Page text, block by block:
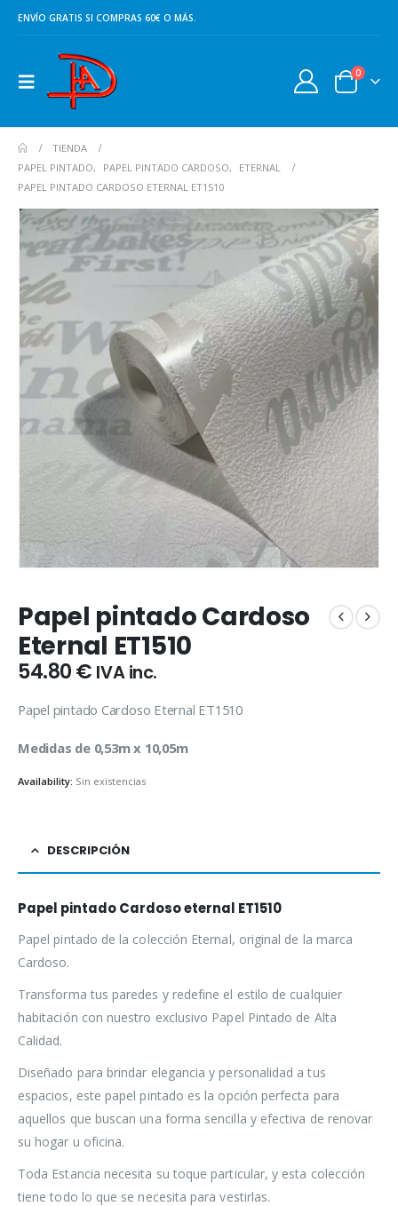
ENVÍO GRATIS SI COMPRAS 60€ O MÁS.
0
TIENDA
PAPEL PINTADO, PAPEL PINTADO CARDOSO,
ETERNAL
PAPEL PINTADO CARDOSO ETERNAL ET1510
Papel pintado Cardoso
Eternal ET1510
54.80€ IVA inc.
Papel pintado Cardoso Eternal ET1510
Medidas de 0,53m x 10,05m
Availability: Sin existencias
DESCRIPCIÓN
Papel pintado Cardoso eternal ET1510
Papel pintado de la colección Eternal, original de la marca
Cardoso.
Transforma tus paredes y redefine el estilo de cualquier
habitación con nuestro exclusivo Papel Pintado de Alta
Calidad.
Diseñado para brindar elegancia y personalidad a tus
espacios, este papel pintado es la opción perfecta para
aquellos que buscan una forma sencilla y efectiva de renovar
su hogar u oficina.
Toda Estancia necesita su toque particular, y esta colección
tiene todo lo que se necesita para vestirlas.